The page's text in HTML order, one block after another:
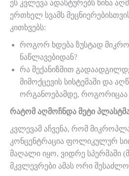
ეს კვლევა ადასტურებს წინა
ერთხელ სვამს
კითხვებს:
როგორ ხდება ზუსტად
ნაწლავებიდან?
რა მექანიზმით
მიმოქცევის სისტემაში და
ორგანოებამდე, როგორიცაა
რატომ აღმოჩნდა მეტი
კვლევამ აჩვენა, რომ
კონცენტრაცია ფოლიკულურ
მაღალი იყო, ვიდრე სპერმაში
მკვლევრები ამას ორი შესაძლო